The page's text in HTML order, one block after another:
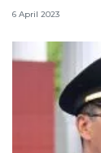
6 April 2023